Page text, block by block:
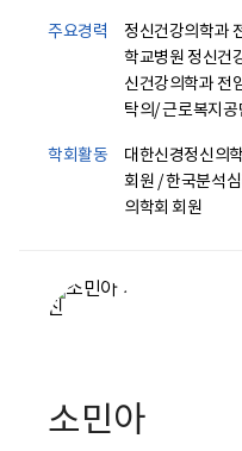
주요경력
정신건강의학과
학교병원 정신건
신건강의학과 전
탁의/ 근로복지
학회활동
대한신경정신의
회원 / 한국분석
의학회 회원
소민아